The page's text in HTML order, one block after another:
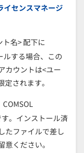
イセンスマネージ
名> 配下に
ルする場合、この
カウントは<ユー
されます。
。インストール済
たファイルで差し
ください。